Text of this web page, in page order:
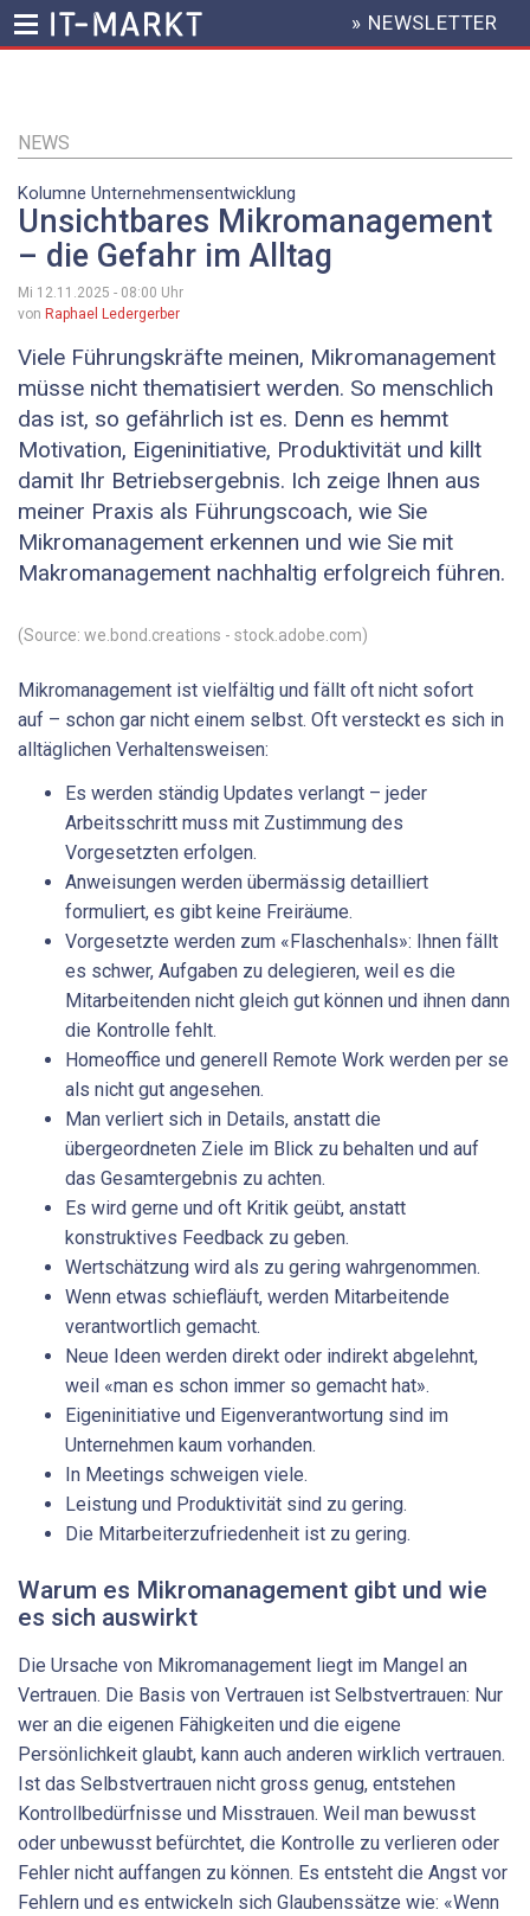
Inhalt
HEADER
MENU
» NEWSLETTER
NEWS
Kolumne Unternehmensentwicklung
Unsichtbares Mikromanagement
– die Gefahr im Alltag
Mi 12.11.2025 - 08:00 Uhr
von Raphael Ledergerber
Viele Führungskräfte meinen, Mikromanagement
müsse nicht thematisiert werden. So menschlich
das ist, so gefährlich ist es. Denn es hemmt
Motivation, Eigeninitiative, Produktivität und killt
damit Ihr Betriebsergebnis. Ich zeige Ihnen aus
meiner Praxis als Führungscoach, wie Sie
Mikromanagement erkennen und wie Sie mit
Makromanagement nachhaltig erfolgreich führen.
(Source: we.bond.creations - stock.adobe.com)
Mikromanagement ist vielfältig und fällt oft nicht sofort
auf – schon gar nicht einem selbst. Oft versteckt es sich in
alltäglichen Verhaltensweisen:
Es werden ständig Updates verlangt – jeder
Arbeitsschritt muss mit Zustimmung des
Vorgesetzten erfolgen.
Anweisungen werden übermässig detailliert
formuliert, es gibt keine Freiräume.
Vorgesetzte werden zum «Flaschenhals»: Ihnen fällt
es schwer, Aufgaben zu delegieren, weil es die
Mitarbeitenden nicht gleich gut können und ihnen dann
die Kontrolle fehlt.
Homeoffice und generell Remote Work werden per se
als nicht gut angesehen.
Man verliert sich in Details, anstatt die
übergeordneten Ziele im Blick zu behalten und auf
das Gesamtergebnis zu achten.
Es wird gerne und oft Kritik geübt, anstatt
konstruktives Feedback zu geben.
Wertschätzung wird als zu gering wahrgenommen.
Wenn etwas schiefläuft, werden Mitarbeitende
verantwortlich gemacht.
Neue Ideen werden direkt oder indirekt abgelehnt,
weil «man es schon immer so gemacht hat».
Eigeninitiative und Eigenverantwortung sind im
Unternehmen kaum vorhanden.
In Meetings schweigen viele.
Leistung und Produktivität sind zu gering.
Die Mitarbeiterzufriedenheit ist zu gering.
Warum es Mikromanagement gibt und wie
es sich auswirkt
Die Ursache von Mikromanagement liegt im Mangel an
Vertrauen. Die Basis von Vertrauen ist Selbstvertrauen: Nur
wer an die eigenen Fähigkeiten und die eigene
Persönlichkeit glaubt, kann auch anderen wirklich vertrauen.
Ist das Selbstvertrauen nicht gross genug, entstehen
Kontrollbedürfnisse und Misstrauen. Weil man bewusst
oder unbewusst befürchtet, die Kontrolle zu verlieren oder
Fehler nicht auffangen zu können. Es entsteht die Angst vor
Fehlern und es entwickeln sich Glaubenssätze wie: «Wenn